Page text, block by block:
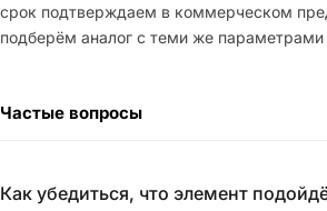
срок подтверждаем в коммерческом
подберём аналог с теми же
Частые вопросы
Как убедиться, что элемент